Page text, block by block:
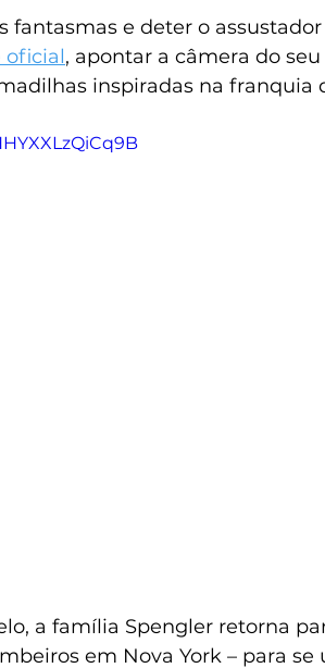
fantasmas e deter o
oficial, apontar a câmera do
inspiradas na franquia
a família Spengler retorna
em Nova York – para